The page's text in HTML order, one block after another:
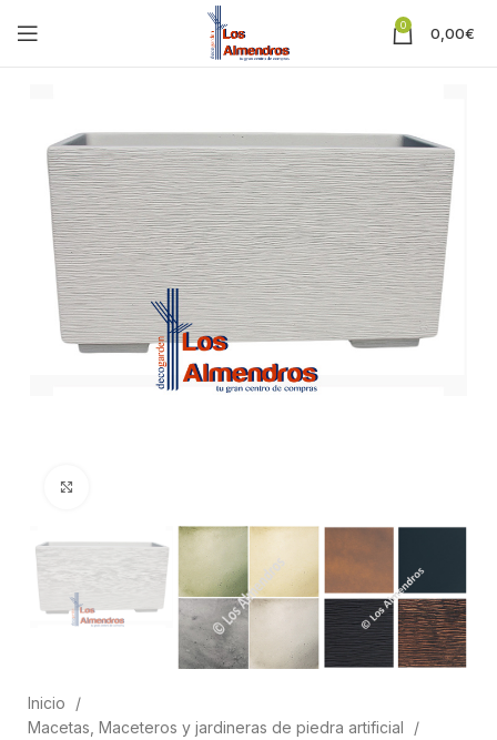
0 0,00€
Inicio
Macetas, Maceteros y jardineras de piedra artificial